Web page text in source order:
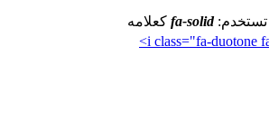
تستخدم:fa-solid كعلامه